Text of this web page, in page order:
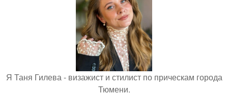
Я Таня Гилева - визажист и стилист по прическам города
Тюмени.